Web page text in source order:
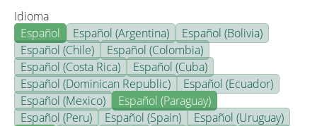
Idioma
Español
Español (Argentina)
Español (Bolivia)
Español (Chile)
Español (Colombia)
Español (Costa Rica)
Español (Cuba)
Español (Dominican Republic)
Español (Ecuador)
Español (Mexico)
Español (Paraguay)
Español (Peru)
Español (Spain)
Español (Uruguay)